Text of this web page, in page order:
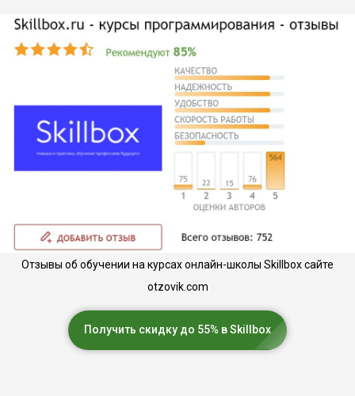
Отзывы об обучении на курсах онлайн-школы Skillbox сайте
otzovik.com
Получить скидку до 55% в Skillbox